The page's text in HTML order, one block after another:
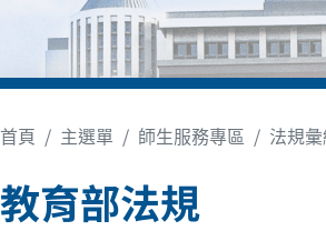
首頁 主選單 師生服務專區 法規
教育部法規